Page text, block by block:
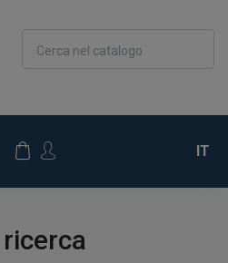
Cerca nel catalogo
IT